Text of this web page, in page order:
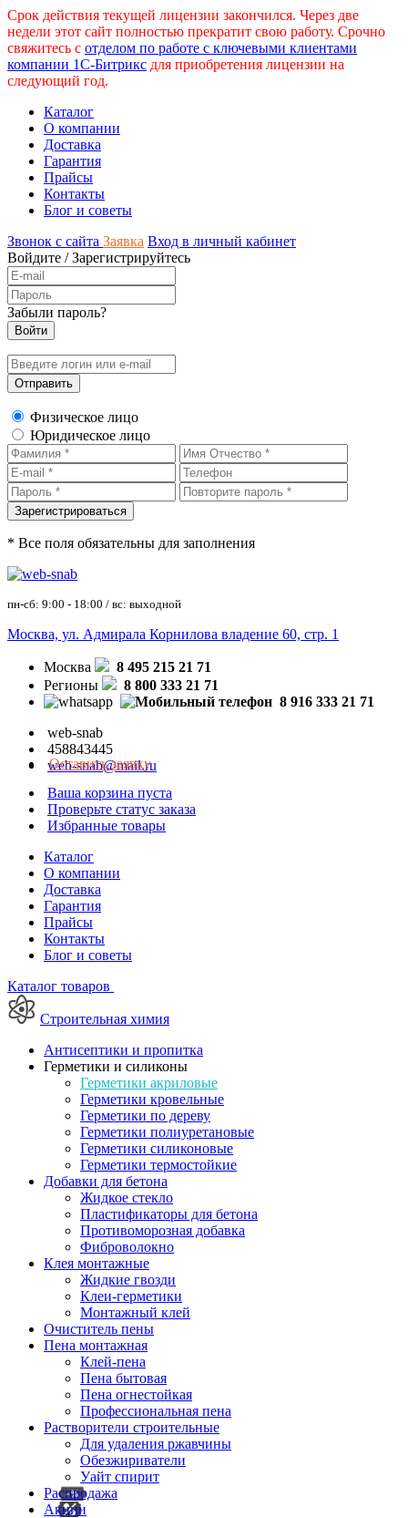
Срок действия текущей лицензии закончился. Через две
недели этот сайт полностью прекратит свою работу. Срочно
свяжитесь с отделом по работе с ключевыми клиентами
компании 1С-Битрикс для приобретения лицензии на
следующий год.
Каталог
О компании
Доставка
Гарантия
Прайсы
Контакты
Блог и советы
Звонок с сайта Заявка Вход в личный кабинет
Войдите /Зарегистрируйтесь
Забыли пароль?
Физическое лицо
Юридическое лицо
* Все поля обязательны для заполнения
пн-сб: 9:00 - 18:00 / вс: выходной
Москва, ул. Адмирала Корнилова владение 60, стр. 1
Москва
8 495 215 21 71
Регионы
8 800 333 21 71
8 916 333 21 71
web-snab
458843445
web-snab@mail.ru
Оставить заявку
Ваша корзина пуста
Проверьте статус заказа
Избранные товары
Каталог
О компании
Доставка
Гарантия
Прайсы
Контакты
Блог и советы
Каталог товаров
Строительная химия
Антисептики и пропитка
Герметики и силиконы
Герметики акриловые
Герметики кровельные
Герметики по дереву
Герметики полиуретановые
Герметики силиконовые
Герметики термостойкие
Добавки для бетона
Жидкое стекло
Пластификаторы для бетона
Противоморозная добавка
Фиброволокно
Клея монтажные
Жидкие гвозди
Клеи-герметики
Монтажный клей
Очиститель пены
Пена монтажная
Клей-пена
Пена бытовая
Пена огнестойкая
Профессиональная пена
Растворители строительные
Для удаления ржавчины
Обезжириватели
Уайт спирит
Распродажа
Акции